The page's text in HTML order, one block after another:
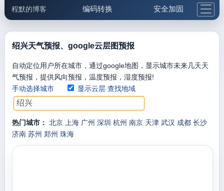
程默的博客 编码转换 安全加固
邮件工具 生活便民
5.1支付宝大红包
绍兴天气预报、google云层图预报
自动定位用户所在城市，通过google地图，显示城市未来几天天
气预报，提供风向预报，温度预报，湿度预报!
手动选择城市
显示云层 查找地域
热门城市： 北京 上海 广州 深圳 杭州 南京 天津 武汉 成都 长沙
济南 苏州 郑州 珠海